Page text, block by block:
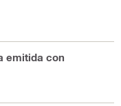
emitida con